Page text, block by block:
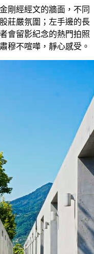
剛經經文的牆面，不同
莊嚴氛圍；左手邊的長
會留影紀念的熱門拍照
穆不喧嘩，靜心感受。